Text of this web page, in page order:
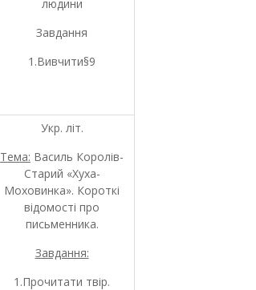
людини
Завдання
1.Вивчити§9
Укр. літ.
Тема: Василь Королів-
Старий «Хуха-
Моховинка». Короткі
відомості про
письменника.
Завдання:
1.Прочитати твір.